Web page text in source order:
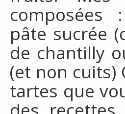
composées :
pâte sucrée
de chantilly
(et non cuits)
tartes que